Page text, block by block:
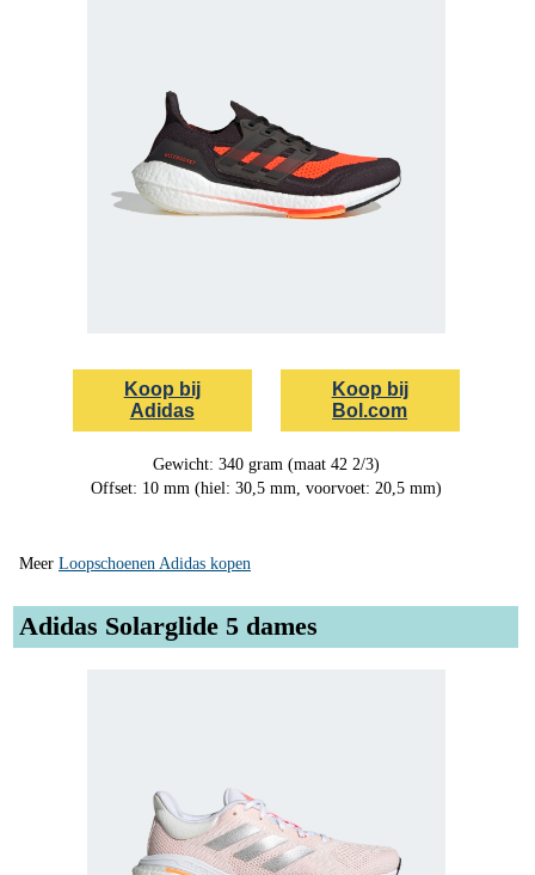
Koop bij
Adidas
Koop bij
Bol.com
Gewicht: 340 gram (maat 42 2/3)
Offset: 10 mm (hiel: 30,5 mm, voorvoet: 20,5 mm)
Meer Loopschoenen Adidas kopen
Adidas Solarglide 5 dames